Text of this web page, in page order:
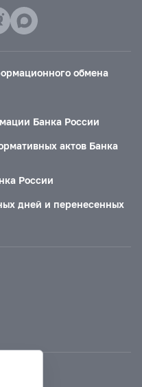
обмена
Банка России
актов Банка
России
дней и перенесенных